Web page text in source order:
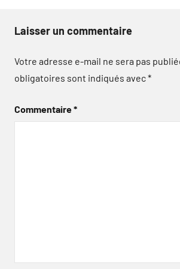
Laisser un commentaire
Votre adresse e-mail ne sera pas
obligatoires sont indiqués avec*
Commentaire*